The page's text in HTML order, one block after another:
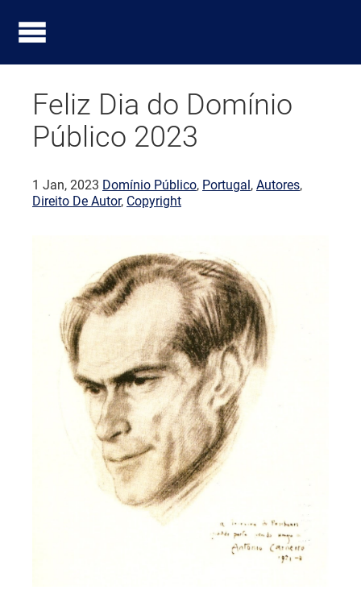
Feliz Dia do Domínio
Público 2023
1 Jan, 2023 Domínio Público, Portugal, Autores,
Direito De Autor, Copyright